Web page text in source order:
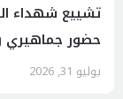
تشييع شهداء
حضور جماهيري
يوليو 31, 2026